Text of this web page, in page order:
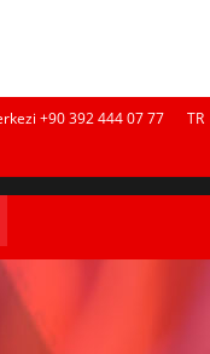
+90 392 444 07 77
TR